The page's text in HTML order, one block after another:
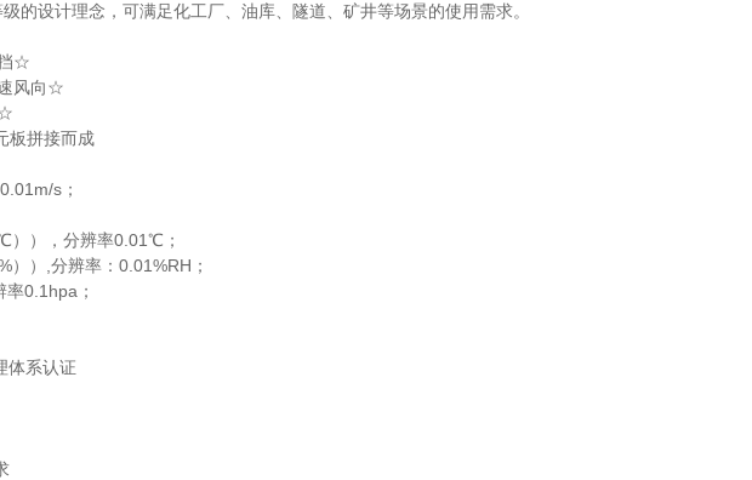
的设计理念，可满足化工厂、油库、隧道、矿井等场景的使用需求。
☆
风向☆
板拼接而成
s；
），分辨率0.01℃；
）,分辨率：0.01%RH；
0.1hpa；
体系认证